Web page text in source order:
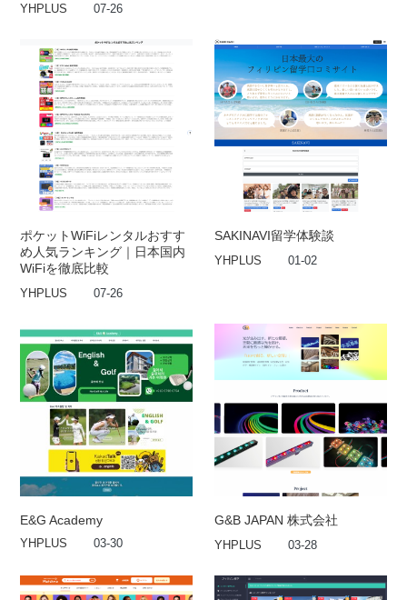
YHPLUS 07-26
ポケットWiFiレンタルおすす
め人気ランキング｜日本国内
WiFiを徹底比較
YHPLUS 07-26
SAKINAVI留学体験談
YHPLUS 01-02
E&G Academy
YHPLUS 03-30
G&B JAPAN 株式会社
YHPLUS 03-28